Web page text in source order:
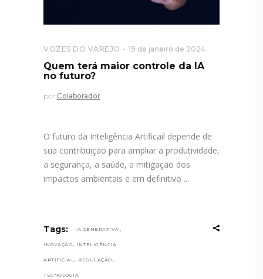
VOZES DO VAREJO 19 de janeiro de 2024
Quem terá maior controle da IA
no futuro?
por Colaborador
O futuro da Inteligência Artificail depende de
sua contribuição para ampliar a produtividade,
a segurança, a saúde, a mitigação dos
impactos ambientais e em definitivo
Tags: IA GENERATIVA ,
INOVAÇÃO, INTELIGÊNCIA
ARTIFICIAL, REGULAÇÃO ,
TECNOLOGIA